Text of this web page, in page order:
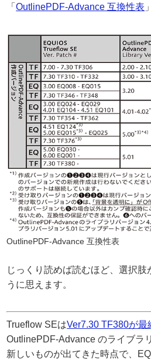
「OutlinePDF-Advance 互換性表
OutlinePDF-Advance 互換性表
じっくり読めば読むほど、選択肢
うに思えます。
Trueflow SEはVer7.30 TF380が最
OutlinePDF-Advance のライブラ
新しいものが出てきた時点で、